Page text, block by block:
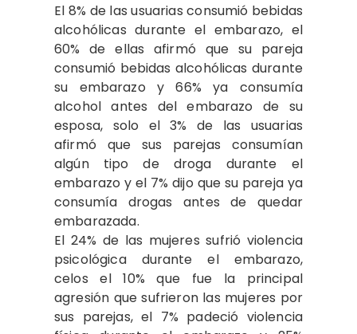
El 8% de las usuarias consumió bebidas
alcohólicas durante el embarazo, el
60% de ellas afirmó que su pareja
consumió bebidas alcohólicas durante
su embarazo y 66% ya consumía
alcohol antes del embarazo de su
esposa, solo el 3% de las usuarias
afirmó que sus parejas consumían
algún tipo de droga durante el
embarazo y el 7% dijo que su pareja ya
consumía drogas antes de quedar
embarazada.
El 24% de las mujeres sufrió violencia
psicológica durante el embarazo,
celos el 10% que fue la principal
agresión que sufrieron las mujeres por
sus parejas, el 7% padeció violencia